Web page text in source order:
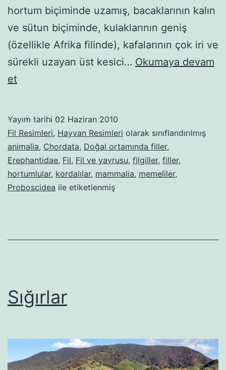
hortum biçiminde uzamış, bacaklarının kalın
ve sütun biçiminde, kulaklarının geniş
(özellikle Afrika filinde), kafalarının çok iri ve
sürekli uzayan üst kesici… Okumaya devam
etFil
Yayım tarihi 02 Haziran 2010
Fil Resimleri, Hayvan Resimleri olarak sınıflandırılmış
animalia, Chordata, Doğal ortamında filler,
Erephantidae, Fil, Fil ve yavrusu, filgiller, filler,
hortumlular, kordalılar, mammalia, memeliler,
Proboscidea ile etiketlenmiş
Sığırlar